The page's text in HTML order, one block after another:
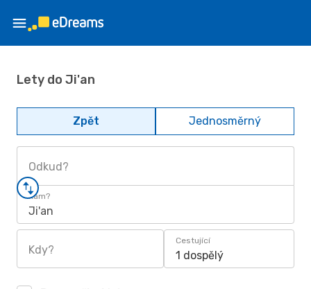
Lety do Ji'an
Zpět Jednosměrný
Odkud?
Kam?
Ji'an
Kdy?
Cestující
1 dospělý